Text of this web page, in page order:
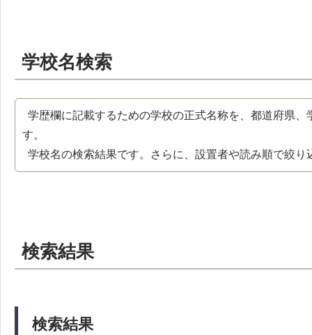
学校名検索
学歴欄に記載するための学校の正式名称を、都道府県
す。
学校名の検索結果です。さらに、設置者や読み順で絞り
検索結果
検索結果